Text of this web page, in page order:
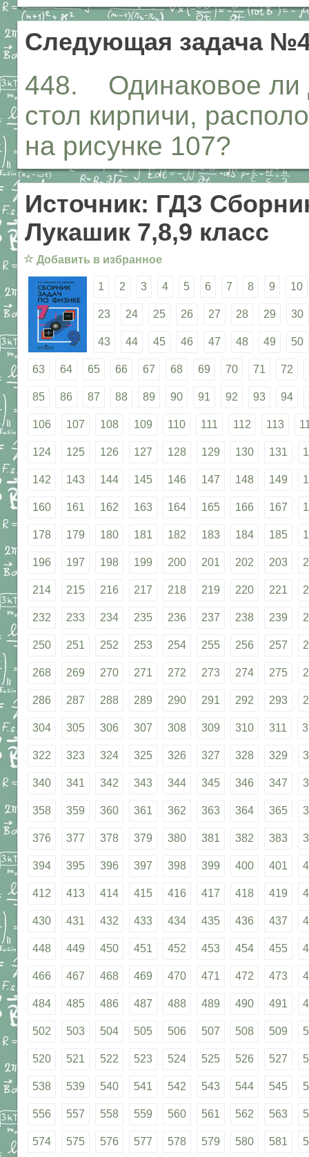
Следующая задача
448. Одинаковое ли
стол кирпичи,
на рисунке 107?
Источник: ГДЗ
Лукашик 7,8,9 класс
☆ Добавить в избранное
1 2 3 4 5 6 7 8 9 10
23 24 25 26 27 28 29 30
43 44 45 46 47 48 49 50
63 64 65 66 67 68 69 70 71 72
85 86 87 88 89 90 91 92 93 94
106 107 108 109 110 111 112 113
124 125 126 127 128 129 130 131
142 143 144 145 146 147 148 149
160 161 162 163 164 165 166 167
178 179 180 181 182 183 184 185
196 197 198 199 200 201 202 203
214 215 216 217 218 219 220 221
232 233 234 235 236 237 238 239
250 251 252 253 254 255 256 257
268 269 270 271 272 273 274 275
286 287 288 289 290 291 292 293
304 305 306 307 308 309 310 311
322 323 324 325 326 327 328 329
340 341 342 343 344 345 346 347
358 359 360 361 362 363 364 365
376 377 378 379 380 381 382 383
394 395 396 397 398 399 400 401
412 413 414 415 416 417 418 419
430 431 432 433 434 435 436 437
448 449 450 451 452 453 454 455
466 467 468 469 470 471 472 473
484 485 486 487 488 489 490 491
502 503 504 505 506 507 508 509
520 521 522 523 524 525 526 527
538 539 540 541 542 543 544 545
556 557 558 559 560 561 562 563
574 575 576 577 578 579 580 581